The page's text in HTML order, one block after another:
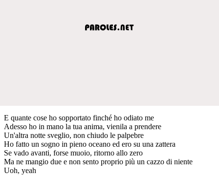
E quante cose ho sopportato finché ho odiato me
Adesso ho in mano la tua anima, vienila a prendere
Un'altra notte sveglio, non chiudo le palpebre
Ho fatto un sogno in pieno oceano ed ero su una zattera
Se vado avanti, forse muoio, ritorno allo zero
Ma ne mangio due e non sento proprio più un cazzo di niente
Uoh, yeah